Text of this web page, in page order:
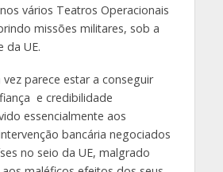
vários Teatros Operacionais
missões militares, sob a
da UE.
parece estar a conseguir
e credibilidade
essencialmente aos
bancária negociados
no seio da UE, malgrado